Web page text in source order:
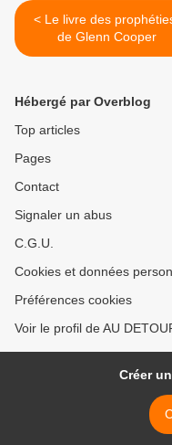
< Le livre des prophéties,
de Glenn Cooper
Hébergé par Overblog
Top articles
Pages
Contact
Signaler un abus
C.G.U.
Cookies et données
Préférences cookies
Voir le profil de AU
Créer